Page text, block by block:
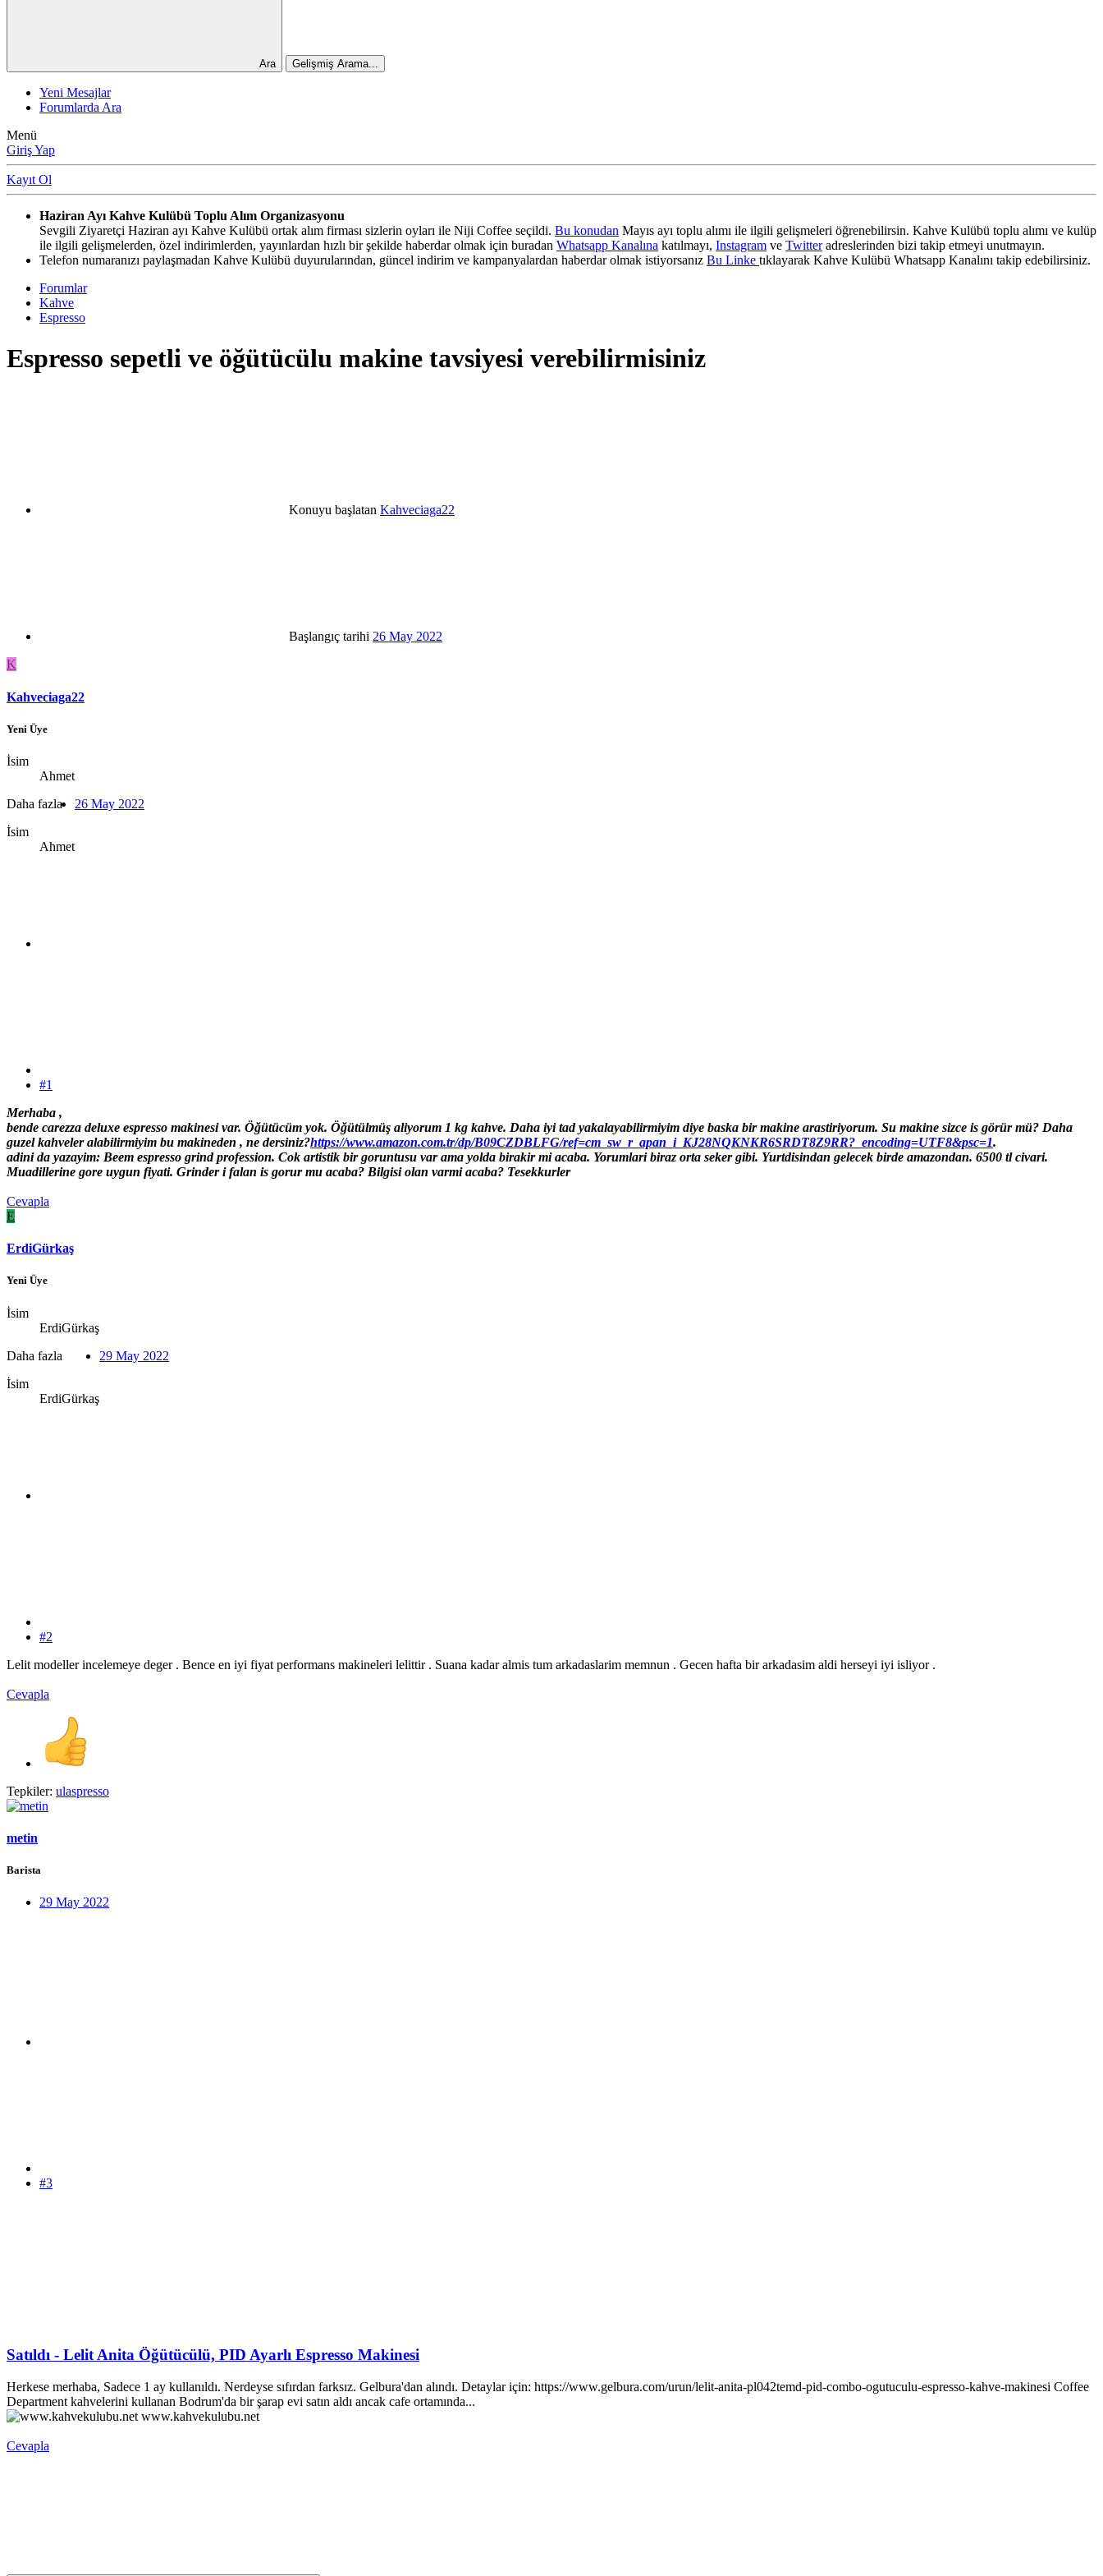
Ara Gelişmiş Arama...
Yeni Mesajlar
Forumlarda Ara
Menü
Giriş Yap
Kayıt Ol
Haziran Ayı Kahve Kulübü Toplu Alım Organizasyonu
Sevgili Ziyaretçi Haziran ayı Kahve Kulübü ortak alım firması sizlerin oyları ile Niji Coffee seçildi. Bu konudan Mayıs ayı toplu alımı ile ilgili gelişmeleri öğrenebilirsin. Kahve Kulübü toplu alımı ve kulüp
ile ilgili gelişmelerden, özel indirimlerden, yayınlardan hızlı bir şekilde haberdar olmak için buradan Whatsapp Kanalına katılmayı, Instagram ve Twitteradreslerinden bizi takip etmeyi unutmayın.
Telefon numaranızı paylaşmadan Kahve Kulübü duyurularından, güncel indirim ve kampanyalardan haberdar olmak istiyorsanız Bu Linke tıklayarak Kahve Kulübü Whatsapp Kanalını takip edebilirsiniz.
Forumlar
Kahve
Espresso
Espresso sepetli ve öğütücülu makine tavsiyesi verebilirmisiniz
Konuyu başlatan Kahveciaga22
Başlangıç tarihi 26 May 2022
K
Kahveciaga22
Yeni Üye
İsim
Ahmet
Daha fazla
İsim
Ahmet
26 May 2022
#1
Merhaba ,
bende carezza deluxe espresso makinesi var. Öğütücüm yok. Öğütülmüş aliyorum 1 kg kahve. Daha iyi tad yakalayabilirmiyim diye baska bir makine arastiriyorum. Su makine sizce is görür mü? Daha
guzel kahveler alabilirmiyim bu makineden , ne dersiniz?https://www.amazon.com.tr/dp/B09CZDBLFG/ref=cm_sw_r_apan_i_KJ28NQKNKR6SRDT8Z9RR?_encoding=UTF8&psc=1.
adini da yazayim: Beem espresso grind profession. Cok artistik bir goruntusu var ama yolda birakir mi acaba. Yorumlari biraz orta seker gibi. Yurtdisindan gelecek birde amazondan. 6500 tl civari.
Muadillerine gore uygun fiyati. Grinder i falan is gorur mu acaba? Bilgisi olan varmi acaba? Tesekkurler
Cevapla
E
ErdiGürkaş
Yeni Üye
İsim
ErdiGürkaş
Daha fazla
İsim
ErdiGürkaş
29 May 2022
#2
Lelit modeller incelemeye deger . Bence en iyi fiyat performans makineleri lelittir . Suana kadar almis tum arkadaslarim memnun . Gecen hafta bir arkadasim aldi herseyi iyi isliyor .
Cevapla
Tepkiler: ulaspresso
metin
Barista
29 May 2022
#3
Satıldı - Lelit Anita Öğütücülü, PID Ayarlı Espresso Makinesi
Herkese merhaba, Sadece 1 ay kullanıldı. Nerdeyse sıfırdan farksız. Gelbura'dan alındı. Detaylar için: https://www.gelbura.com/urun/lelit-anita-pl042temd-pid-combo-ogutuculu-espresso-kahve-makinesi Coffee
Department kahvelerini kullanan Bodrum'da bir şarap evi satın aldı ancak cafe ortamında...
www.kahvekulubu.net
Cevapla